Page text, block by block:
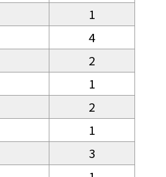
1
4
2
1
2
1
3